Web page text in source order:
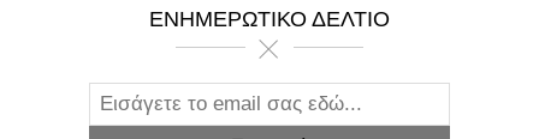
ΕΝΗΜΕΡΩΤΙΚΌ ΔΕΛΤΊΟ